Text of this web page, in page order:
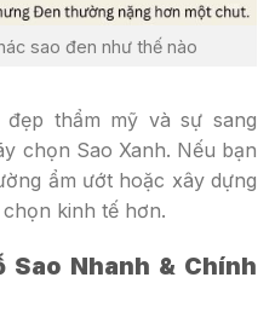
sao đen như thế nào
thẩm mỹ và sự sang
chọn Sao Xanh. Nếu bạn
ẩm ướt hoặc xây dựng
kinh tế hơn.
Sao Nhanh & Chính